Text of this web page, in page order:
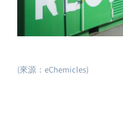
(來源：eChemicles)